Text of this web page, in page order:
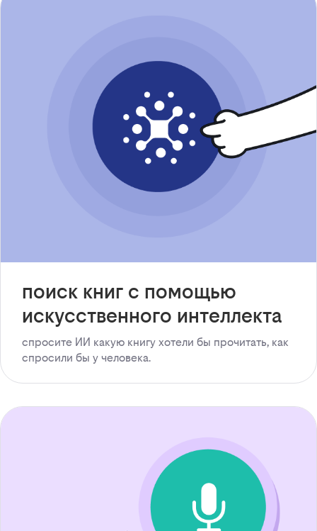
поиск книг с помощью
искусственного интеллекта
спросите ИИ какую книгу хотели бы прочитать, как
спросили бы у человека.